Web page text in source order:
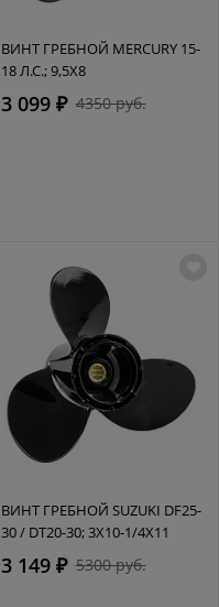
ВИНТ ГРЕБНОЙ MERCURY 15-
18 Л.С.; 9,5X8
3 099 ₽ 4350 руб.
ВИНТ ГРЕБНОЙ SUZUKI DF25-
30 / DT20-30; 3X10-1/4X11
3 149 ₽ 5300 руб.